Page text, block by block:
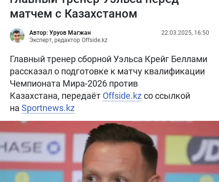
матчем с Казахстаном
Автор: Уруов Магжан
Эксперт, редактор Offside.kz
22.03.2025, 16:50
Главный тренер сборной Уэльса Крейг Беллами
рассказал о подготовке к матчу квалификации
Чемпионата Мира-2026 против
Казахстана, передаёт Offside.kz со ссылкой
на Sportnews.kz